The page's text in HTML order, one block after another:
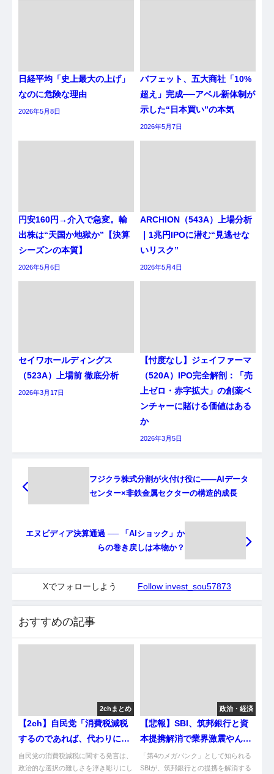
日経平均「史上最大の上げ」
なのに危険な理由
2026年5月8日
バフェット、五大商社「10%
超え」完成──アベル新体制が
示した“日本買い”の本気
2026年5月7日
円安160円→介入で急変。輸
出株は“天国か地獄か”【決算
シーズンの本質】
2026年5月6日
ARCHION（543A）上場分析
｜1兆円IPOに潜む“見逃せな
いリスク”
2026年5月4日
セイワホールディングス
（523A）上場前 徹底分析
2026年3月17日
【忖度なし】ジェイファーマ
（520A）IPO完全解剖：「売
上ゼロ・赤字拡大」の創薬ベ
ンチャーに賭ける価値はある
か
2026年3月5日
フジクラ株式分割が火付け役に――AIデータ
センター×非鉄金属セクターの構造的成長
エヌビディア決算通過 ── 「AIショック」か
らの巻き戻しは本物か？
Xでフォローしよう Follow invest_sou57873
おすすめの記事
2chまとめ
【2ch】自民党「消費税減税
するのであれば、代わりに年
金三割カットせざる得ない」
自民党の消費税減税に関する発言は、
政治的な選択の難しさを浮き彫りにし
政治・経済
【悲報】SBI、筑邦銀行と資
本提携解消で業界激震やん
け！
「第4のメガバンク」として知られる
SBIが、筑邦銀行との提携を解消する